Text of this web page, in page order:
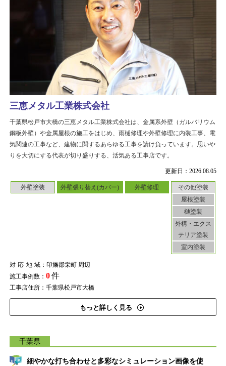
更新日：2026.08.05
外壁塗装 外壁張り替え(カバー) 外壁修理
その他塗装
屋根塗装
樋塗装
外構・エクス
テリア塗装
室内塗装
対応地域：印旛郡栄町 周辺
施工事例数： 0件
工事店住所：千葉県松戸市大橋
もっと詳しく見る
三恵メタル工業株式会社
千葉県松戸市大橋の三恵メタル工業株式会社は、金属系外壁（ガルバリウム
鋼板外壁）や金属屋根の施工をはじめ、雨樋修理や外壁修理に内装工事、電
気関連の工事など、建物に関するあらゆる工事を請け負っています。思いや
りを大切にする代表が切り盛りする、活気ある工事店です。
千葉県
細やかな打ち合わせと多彩なシミュレーション画像を使